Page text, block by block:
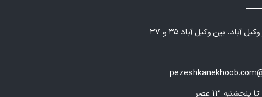
آباد، بین وکیل آباد ۳۵ و ۳۷